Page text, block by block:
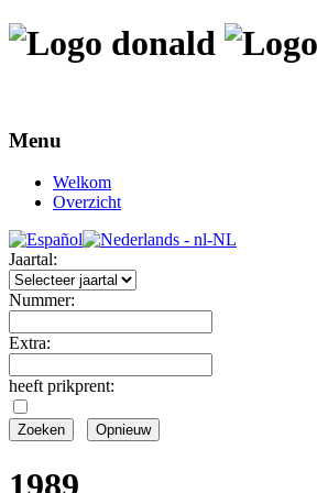
Menu
Welkom
Overzicht
Jaartal:
Nummer:
Extra:
heeft prikprent:
1989